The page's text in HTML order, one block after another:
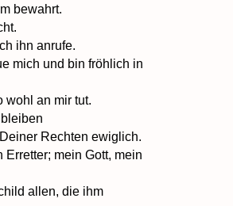
bewahrt.
ihn anrufe.
mich und bin fröhlich in
wohl an mir tut.
Rechten ewiglich.
mein Gott, mein
allen, die ihm